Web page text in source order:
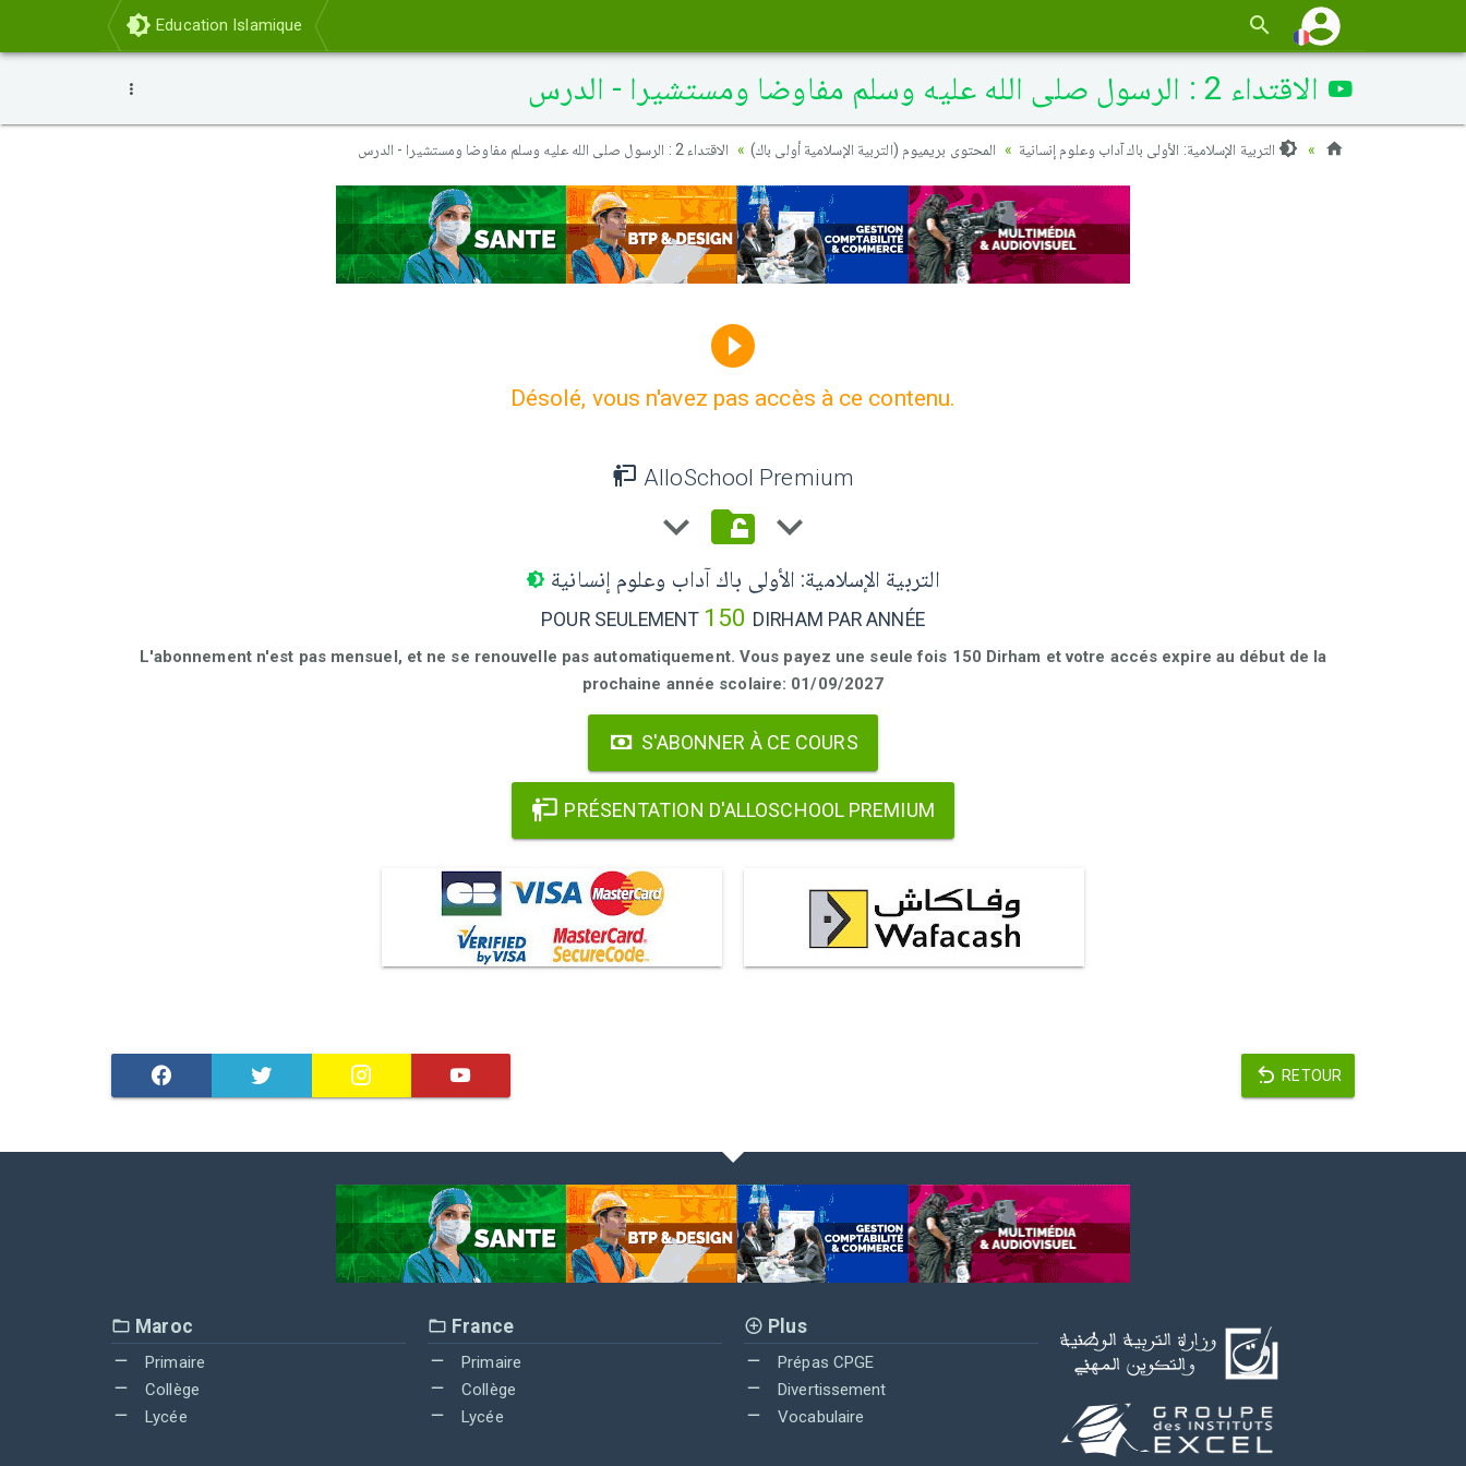
Education Islamique
الاقتداء 2 : الرسول صلى الله عليه وسلم مفاوضا ومستشيرا - الدرس
التربية الإسلامية: الأولى باك آداب وعلوم إنسانية المحتوى بريميوم (التربية الإسلامية أولى باك) الاقتداء 2 : الرسول صلى الله عليه وسلم مفاوضا ومستشيرا - الدرس
Désolé, vous n'avez pas accès à ce contenu.
AlloSchool Premium
التربية الإسلامية: الأولى باك آداب وعلوم إنسانية
POUR SEULEMENT 150 DIRHAM PAR ANNÉE
L'abonnement n'est pas mensuel, et ne se renouvelle pas automatiquement. Vous payez une seule fois 150 Dirham et votre accés expire au début de la
prochaine année scolaire: 01/09/2027
S'ABONNER À CE COURS
PRÉSENTATION D'ALLOSCHOOL PREMIUM
RETOUR
Maroc
Primaire
Collège
Lycée
France
Primaire
Collège
Lycée
Plus
Prépas CPGE
Divertissement
Vocabulaire